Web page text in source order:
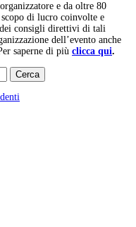
e da oltre 80
di lucro coinvolte e
consigli direttivi di tali
dell’evento anche
saperne di più clicca qui.